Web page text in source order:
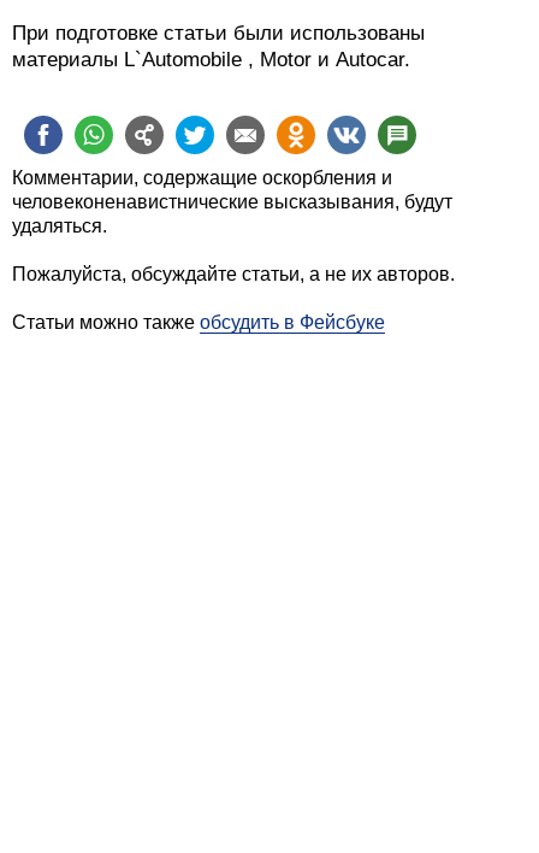
При подготовке статьи были использованы
материалы L`Automobile , Motor и Autocar.
Комментарии, содержащие оскорбления и
человеконенавистнические высказывания, будут
удаляться.
Пожалуйста, обсуждайте статьи, а не их авторов.
Статьи можно также обсудить в Фейсбуке